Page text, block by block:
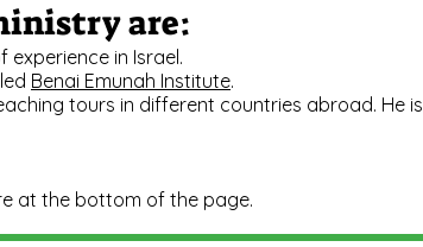
are:
experience in Israel.
Benai Emunah Institute.
tours in different countries abroad. He is
at the bottom of the page.